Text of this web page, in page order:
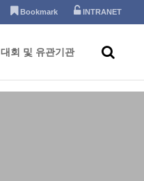
Bookmark INTRANET
대회 및 유관기관